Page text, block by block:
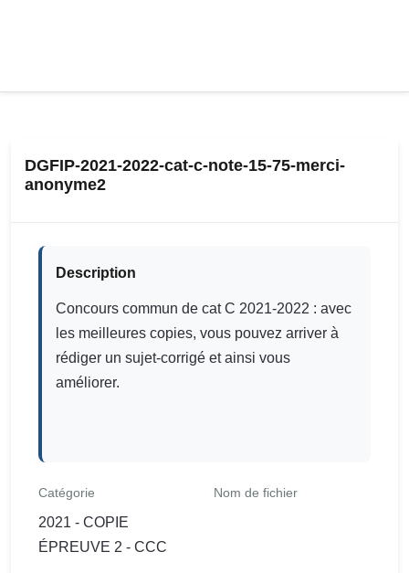
DGFIP-2021-2022-cat-c-note-15-75-merci-
anonyme2
Description
Concours commun de cat C 2021-2022 : avec
les meilleures copies, vous pouvez arriver à
rédiger un sujet-corrigé et ainsi vous
améliorer.
Catégorie
2021 - COPIE
ÉPREUVE 2 - CCC
Nom de fichier